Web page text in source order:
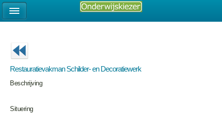
Restauratievakman Schilder- en Decoratiewerk
Beschrijving
Situering